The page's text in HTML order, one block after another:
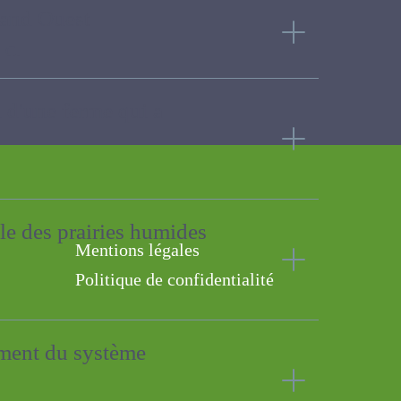
du système
Q.
Mentions légales
Politique de confidentialité